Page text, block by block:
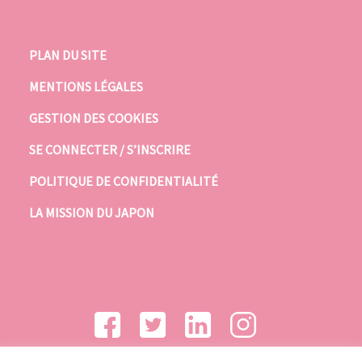
PLAN DU SITE
MENTIONS LÉGALES
GESTION DES COOKIES
SE CONNECTER / S’INSCRIRE
POLITIQUE DE CONFIDENTIALITÉ
LA MISSION DU JAPON